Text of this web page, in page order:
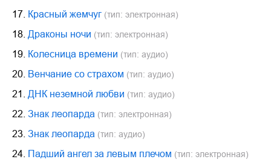
17. Красный жемчуг (тип: электронная)
18. Драконы ночи (тип: электронная)
19. Колесница времени (тип: аудио)
20. Венчание со страхом (тип: аудио)
21. ДНК неземной любви (тип: аудио)
22. Знак леопарда (тип: электронная)
23. Знак леопарда (тип: аудио)
24. Падший ангел за левым плечом (тип: электронная)